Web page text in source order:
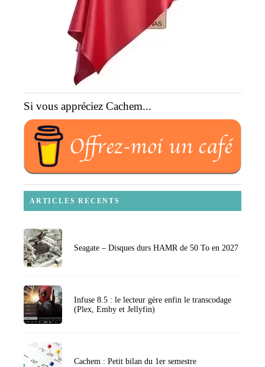
Si vous appréciez Cachem...
ARTICLES RECENTS
Seagate – Disques durs HAMR de 50 To en 2027
Infuse 8.5 : le lecteur gère enfin le transcodage
(Plex, Emby et Jellyfin)
Cachem : Petit bilan du 1er semestre